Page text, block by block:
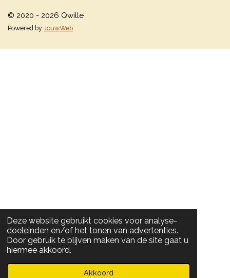
Deze website gebruikt cookies voor analyse-
doeleinden en/of het tonen van advertenties.
Door gebruik te blijven maken van de site gaat u
hiermee akkoord.
Akkoord
© 2020 - 2026 Qwille
Powered by JouwWeb